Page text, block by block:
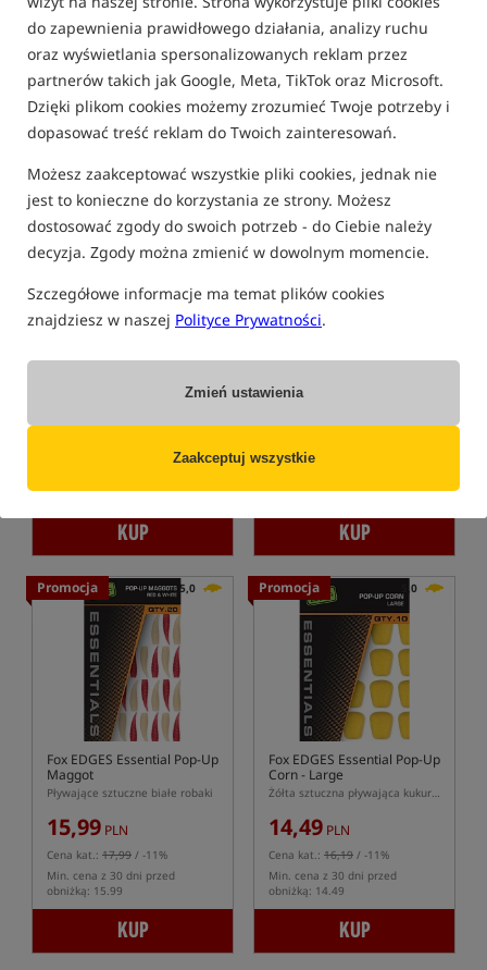
do zapewnienia prawidłowego działania, analizy ruchu
oraz wyświetlania spersonalizowanych reklam przez
partnerów takich jak Google, Meta, TikTok oraz Microsoft.
Dzięki plikom cookies możemy zrozumieć Twoje potrzeby i
dopasować treść reklam do Twoich zainteresowań.
Możesz zaakceptować wszystkie pliki cookies, jednak nie
jest to konieczne do korzystania ze strony. Możesz
dostosować zgody do swoich potrzeb - do Ciebie należy
decyzja. Zgody można zmienić w dowolnym momencie.
Szczegółowe informacje ma temat plików cookies
znajdziesz w naszej Polityce Prywatności.
Zmień ustawienia
Zaakceptuj wszystkie
FILTRUJ
FOX
Bestseller!
Fox Edges Foam Barrels
Fox Edges Foam Barrels 10mm x 15mm Mix Kolorów – piankowe beczułki do Zig Riga
19,99
KUP
Bestseller!
Fox Edges Foam Barrles
19,99
otrzymujesz
KUP
Promocja 5,0
Fox EDGES Essential Pop-Up
Maggot
Pływające sztuczne białe robaki
15,99 PLN
Cena kat.: 17,99 / -11%
Min. cena z 30 dni przed
obniżką: 15.99
KUP
Promocja 5,0
Fox EDGES Essential Pop-Up
Corn - Large
Żółta sztuczna pływająca kukurydza w wersji large
14,49 PLN
Cena kat.: 16,19 / -11%
Min. cena z 30 dni przed
obniżką: 14.49
KUP